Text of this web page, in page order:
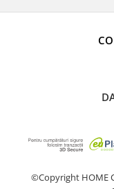
©Copyright HOME